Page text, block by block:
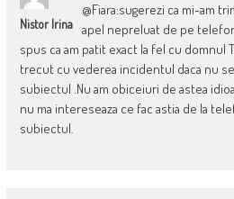
Nistor Irina
@Fiara:sugerezi ca mi-am
apel nepreluat de pe
spus ca am patit exact la fel cu domnul
trecut cu vederea incidentul daca nu
subiectul .Nu am obiceiuri de astea
nu ma intereseaza ce fac astia de la
subiectul.